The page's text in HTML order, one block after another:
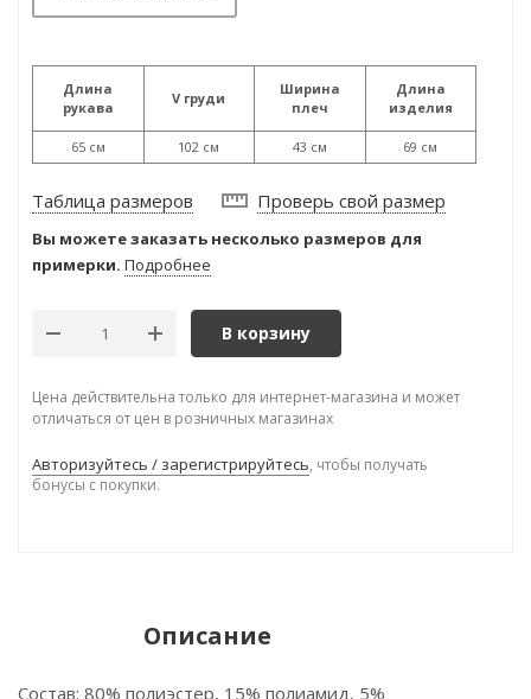
Длина
рукава
65 см
V груди
102 см
Ширина
плеч
43 см
Длина
изделия
69 см
Таблица размеров Проверь свой размер
Вы можете заказать несколько размеров для
примерки. Подробнее
В корзину
Цена действительна только для интернет-магазина и может
отличаться от цен в розничных магазинах
Авторизуйтесь / зарегистрируйтесь, чтобы получать
бонусы с покупки.
Описание
Состав: 80% полиэстер, 15% полиамид, 5%